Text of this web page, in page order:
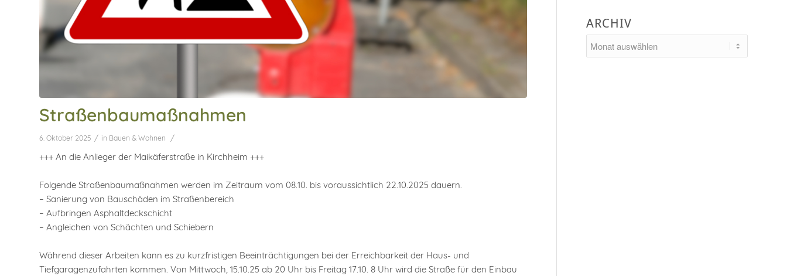
Straßenbaumaßnahmen
6. Oktober 2025 / in Bauen & Wohnen /
+++ An die Anlieger der Maikäferstraße in Kirchheim +++
Folgende Straßenbaumaßnahmen werden im Zeitraum vom 08.10. bis voraussichtlich 22.10.2025 dauern.
– Sanierung von Bauschäden im Straßenbereich
– Aufbringen Asphaltdeckschicht
– Angleichen von Schächten und Schiebern
Während dieser Arbeiten kann es zu kurzfristigen Beeinträchtigungen bei der Erreichbarkeit der Haus- und
Tiefgaragenzufahrten kommen. Von Mittwoch, 15.10.25 ab 20 Uhr bis Freitag 17.10. 8 Uhr wird die Straße für den Einbau
ARCHIV